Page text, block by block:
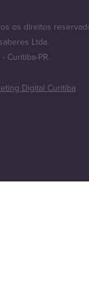
os direitos
Ltda.
Curitiba-PR.
Digital Curitiba